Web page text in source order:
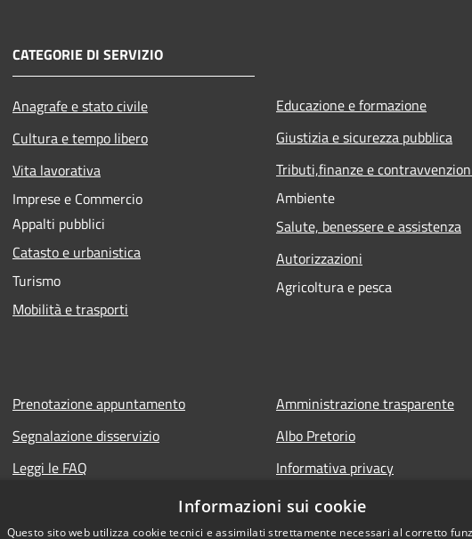
CATEGORIE DI SERVIZIO
Anagrafe e stato civile
Cultura e tempo libero
Vita lavorativa
Imprese e Commercio
Appalti pubblici
Catasto e urbanistica
Turismo
Mobilità e trasporti
Educazione e formazione
Giustizia e sicurezza pubblica
Tributi,finanze e
Ambiente
Salute, benessere e assistenza
Autorizzazioni
Agricoltura e pesca
Prenotazione appuntamento
Segnalazione disservizio
Leggi le FAQ
Amministrazione trasparente
Albo Pretorio
Informativa privacy
Note legali
Dichiarazione di accessibilità
Informazioni sui cookie
Questo sito web utilizza cookie tecnici e assimilati strettamente necessari al corretto